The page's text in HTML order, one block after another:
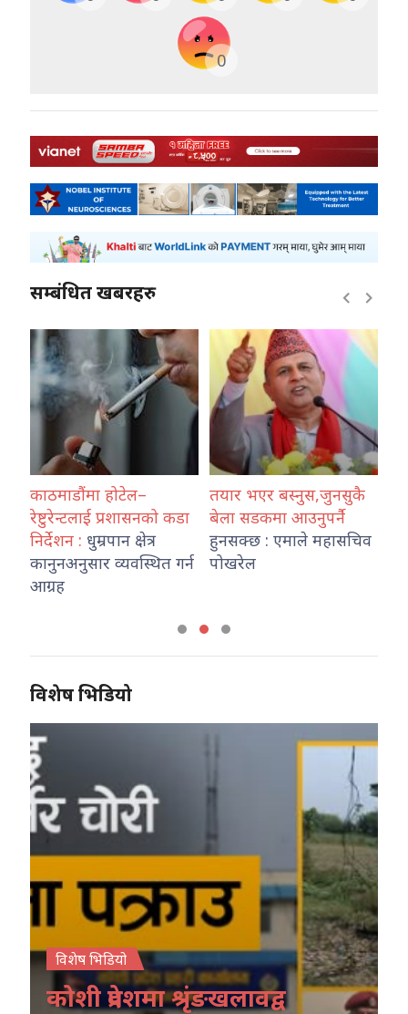
0
सम्बंधित खबरहरु
काठमाडौंमा होटेल–
रेष्टुरेन्टलाई प्रशासनको कडा
निर्देशन : धुम्रपान क्षेत्र
कानुनअनुसार व्यवस्थित गर्न
आग्रह
तयार भएर बस्नुस,जुनसुकै
बेला सडकमा आउनुपर्नै
हुनसक्छ : एमाले महासचिव
पोखरेल
विशेष भिडियो
विशेष भिडियो
कोशी प्रदेशमा श्रृंङखलावद्व